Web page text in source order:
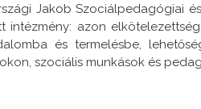
Jakob Szociálpedagógiai
intézmény: azon
és termelésbe,
szociális munkások és